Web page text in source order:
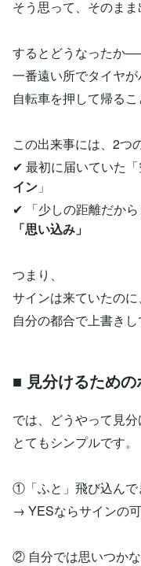
そう思って、そのまま
するとどうなったか
一番遠い所でタイヤが
自転車を押して帰るこ
この出来事には、2つ
✔ 最初に届いていた
イン 」
✔ 「少しの距離だか
「思い込み」
つまり、
サインは来ていたのに、
自分の都合で上書きし
■ 見分けるための
では、どうやって見
とてもシンプルです。
①「ふと」飛び込んで
→ YESならサインの
② 自分では思いつか